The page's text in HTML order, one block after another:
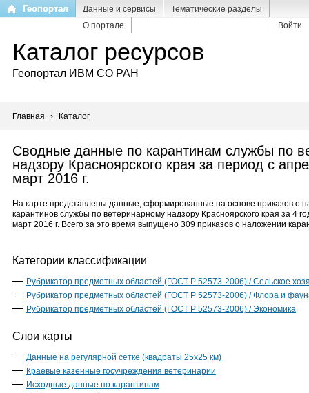
Перейти
содержанию
Геопортал Данные и сервисы
Тематические разделы
О портале
Войти
Каталог ресурсов
Геопортал ИВМ СО РАН
Главная › Каталог
Сводные данные по карантинам службы по
надзору Красноярского края за период с
март 2016 г.
На карте представлены данные, сформированные на основе приказов о
карантинов службы по ветеринарному надзору Красноярского края за 4
март 2016 г. Всего за это время выпущено 309 приказов о наложении
Категории классификации
Рубрикатор предметных областей (ГОСТ Р 52573-2006) / Сельское
Рубрикатор предметных областей (ГОСТ Р 52573-2006) / Флора и
Рубрикатор предметных областей (ГОСТ Р 52573-2006) / Экономика
Слои карты
Данные на регулярной сетке (квадраты 25х25 км)
Краевые казенные госучреждения ветеринарии
Исходные данные по карантинам